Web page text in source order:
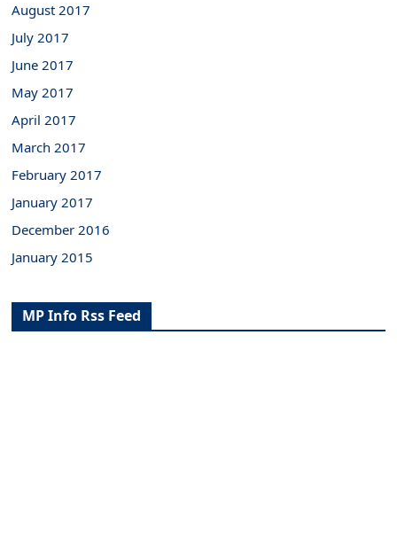
August 2017
July 2017
June 2017
May 2017
April 2017
March 2017
February 2017
January 2017
December 2016
January 2015
MP Info Rss Feed